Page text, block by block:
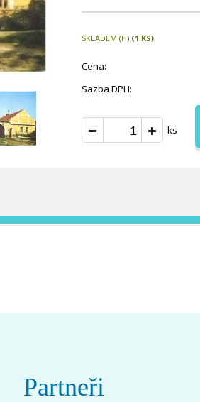
SKLADEM (H) (1 KS)
Cena:
Sazba DPH:
ks
Partneři